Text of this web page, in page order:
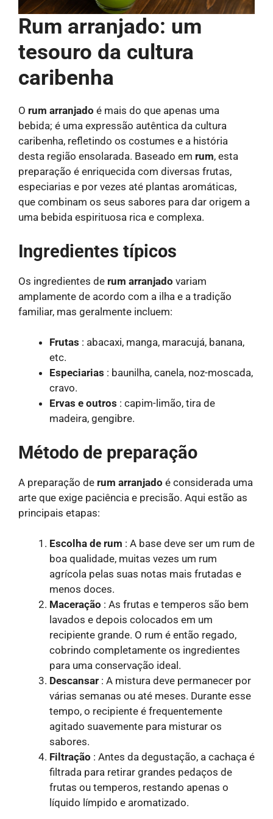
Rum arranjado: um
tesouro da cultura
caribenha
O rum arranjado é mais do que apenas uma
bebida; é uma expressão autêntica da cultura
caribenha, refletindo os costumes e a história
desta região ensolarada. Baseado em rum, esta
preparação é enriquecida com diversas frutas,
especiarias e por vezes até plantas aromáticas,
que combinam os seus sabores para dar origem a
uma bebida espirituosa rica e complexa.
Ingredientes típicos
Os ingredientes de rum arranjado variam
amplamente de acordo com a ilha e a tradição
familiar, mas geralmente incluem:
Frutas : abacaxi, manga, maracujá, banana,
etc.
Especiarias : baunilha, canela, noz-moscada,
cravo.
Ervas e outros : capim-limão, tira de
madeira, gengibre.
Método de preparação
A preparação de rum arranjado é considerada uma
arte que exige paciência e precisão. Aqui estão as
principais etapas:
Escolha de rum : A base deve ser um rum de
boa qualidade, muitas vezes um rum
agrícola pelas suas notas mais frutadas e
menos doces.
Maceração : As frutas e temperos são bem
lavados e depois colocados em um
recipiente grande. O rum é então regado,
cobrindo completamente os ingredientes
para uma conservação ideal.
Descansar : A mistura deve permanecer por
várias semanas ou até meses. Durante esse
tempo, o recipiente é frequentemente
agitado suavemente para misturar os
sabores.
Filtração : Antes da degustação, a cachaça é
filtrada para retirar grandes pedaços de
frutas ou temperos, restando apenas o
líquido límpido e aromatizado.